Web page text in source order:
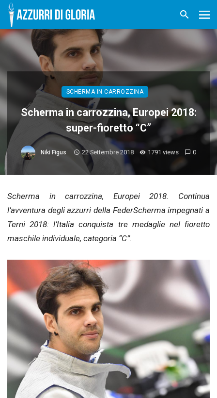
SCHERMA IN CARROZZINA
Scherma in carrozzina, Europei 2018:
super-fioretto “C”
Niki Figus 22 Settembre 2018 1791 views 0
Scherma in carrozzina, Europei 2018. Continua
l’avventura degli azzurri della FederScherma impegnati a
Terni 2018: l’Italia conquista tre medaglie nel fioretto
maschile individuale, categoria “C”.